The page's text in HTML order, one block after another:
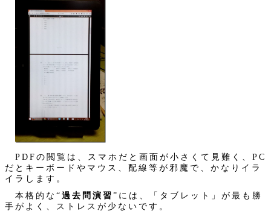
PDFの閲覧は、スマホだと画面が小さくて見難く、PC
だとキーボードやマウス、配線等が邪魔で、かなりイラ
イラします。
本格的な“過去問演習”には、「タブレット」が最も勝
手がよく、ストレスが少ないです。